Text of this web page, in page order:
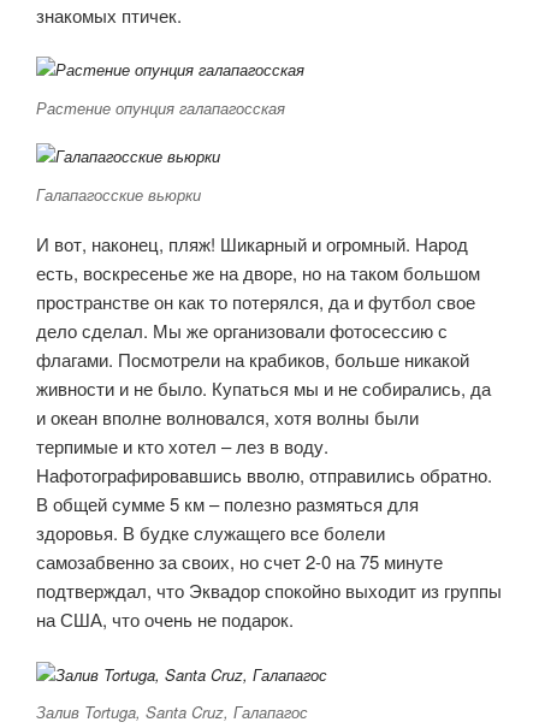
знакомых птичек.
Растение опунция галапагосская
Галапагосские вьюрки
И вот, наконец, пляж! Шикарный и огромный. Народ
есть, воскресенье же на дворе, но на таком большом
пространстве он как то потерялся, да и футбол свое
дело сделал. Мы же организовали фотосессию с
флагами. Посмотрели на крабиков, больше никакой
живности и не было. Купаться мы и не собирались, да
и океан вполне волновался, хотя волны были
терпимые и кто хотел – лез в воду.
Нафотографировавшись вволю, отправились обратно.
В общей сумме 5 км – полезно размяться для
здоровья. В будке служащего все болели
самозабвенно за своих, но счет 2-0 на 75 минуте
подтверждал, что Эквадор спокойно выходит из группы
на США, что очень не подарок.
Залив Tortuga, Santa Cruz, Галапагос